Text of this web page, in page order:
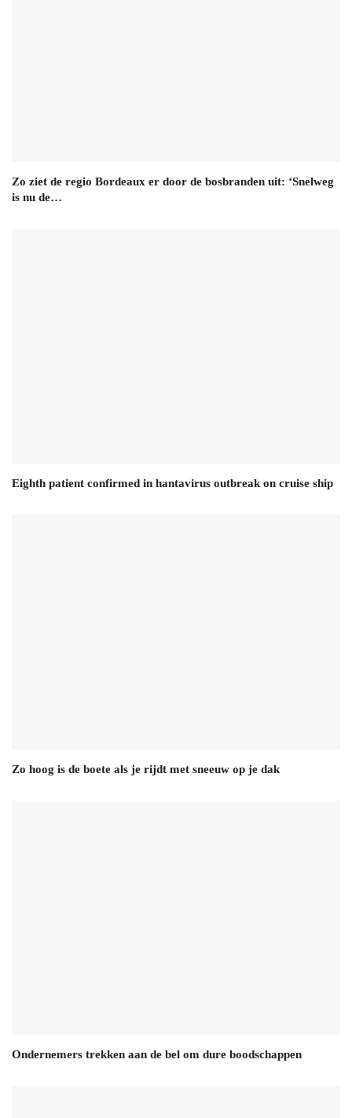
Zo ziet de regio Bordeaux er door de bosbranden uit: ‘Snelweg
is nu de…
Eighth patient confirmed in hantavirus outbreak on cruise ship
Zo hoog is de boete als je rijdt met sneeuw op je dak
Ondernemers trekken aan de bel om dure boodschappen